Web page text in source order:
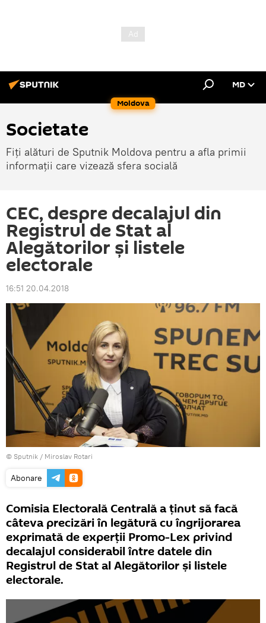
Moldova
MD
Societate
Fiți alături de Sputnik Moldova pentru a afla primii
informații care vizează sfera socială
CEC, despre decalajul din
Registrul de Stat al
Alegătorilor și listele
electorale
16:51 20.04.2018
© Sputnik / Miroslav Rotari
Abonare
Comisia Electorală Centrală a ținut să facă
câteva precizări în legătură cu îngrijorarea
exprimată de experții Promo-Lex privind
decalajul considerabil între datele din
Registrul de Stat al Alegătorilor și listele
electorale.